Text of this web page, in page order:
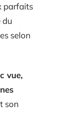
parfaits
du
selon
vue,
son